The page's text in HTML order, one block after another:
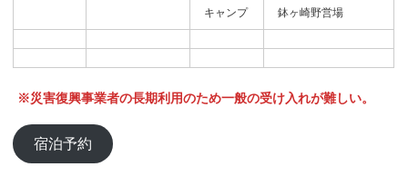
キャンプ 鉢ヶ崎野営場
※災害復興事業者の長期利用のため一般の受け入れが難しい。
宿泊予約